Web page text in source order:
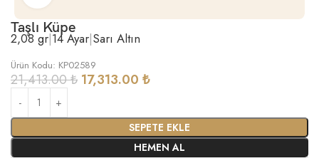
Taşlı Küpe
2,08 gr|14 Ayar|Sarı Altın
Ürün Kodu: KP02589
21,413.00₺ 17,313.00 ₺
SEPETE EKLE
HEMEN AL